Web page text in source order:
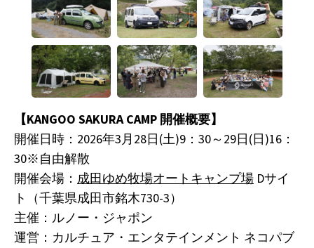
【KANGOO SAKURA CAMP 開催概要】
開催日時：2026年3月28日(土)9：30～29日(日)16：
30※自由解散
開催会場： 成田ゆめ牧場オートキャンプ場 Dサイ
ト（千葉県成田市銘木730-3）
主催：ルノー・ジャポン
運営：カルチュア・エンタテインメント ネコパブ